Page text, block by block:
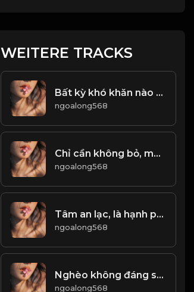
WEITERE TRACKS
Bất kỳ khó khăn nào cũng có thể vượt qua, khi ta không ngừng cố gắng! & Đạo
ngoalong568
Chỉ cần không bỏ, mọi chuyện rồi sẽ ổn thôi! Đạo
ngoalong568
Tâm an lạc, là hạnh phúc lớn nhất của đời người! & Đạo
ngoalong568
Nghèo không đáng sợ, thứ đáng sợ là mất đi ý chí! & Đạo
ngoalong568